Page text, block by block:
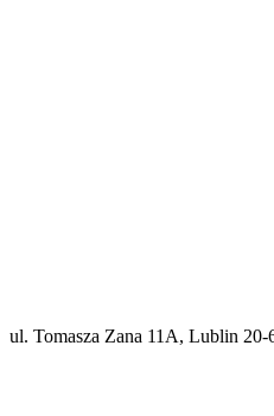
ul. Tomasza Zana 11A, Lublin 20-